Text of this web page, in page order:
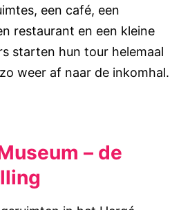
een café, een
restaurant en een kleine
starten hun tour helemaal
weer af naar de inkomhal.
– de